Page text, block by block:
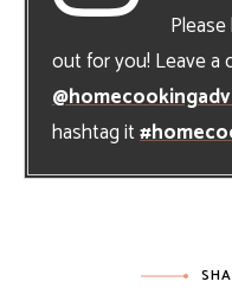
out for you! Leave a
hashtag it